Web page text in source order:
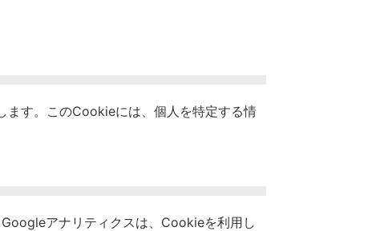
ます。このCookieには、個人を特定する情
アナリティクスは、Cookieを利用し